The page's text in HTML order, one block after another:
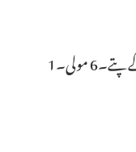
1۔گاجر،2پالک۔3ٹماٹر۔4. بروکلی5. میتھی کے پتے۔6 مولی۔